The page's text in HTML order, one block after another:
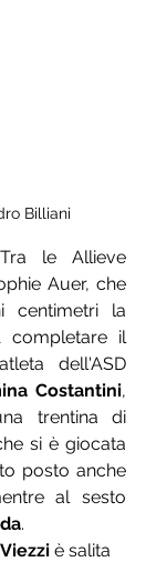
Billiani
le Allieve
Auer, che
centimetri la
completare il
dell'ASD
Costantini,
trentina di
si è giocata
posto anche
al sesto
.
è salita